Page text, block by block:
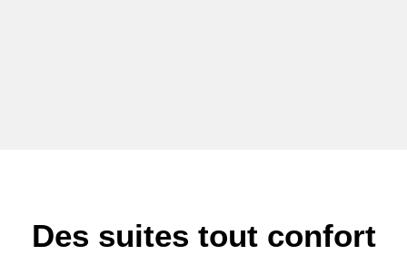
Des suites tout confort